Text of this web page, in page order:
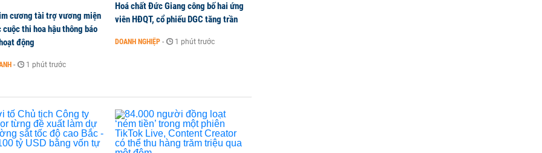
thuần số
phiên giải ngân liên tiếp
cương tài trợ vương miện
cuộc thi hoa hậu thông báo
động
- 1 phút trước
Hoá chất Đức Giang công bố hai ứng
viên HĐQT, cổ phiếu DGC tăng trần
DOANH NGHIỆP - 1 phút trước